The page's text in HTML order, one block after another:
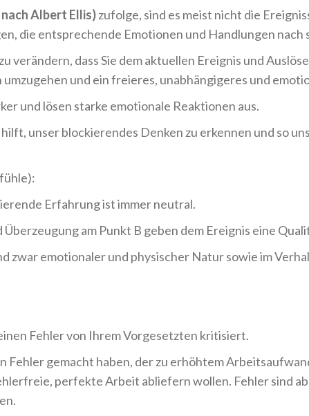
Albert Ellis)zufolge, sind es meist nicht die
die entsprechende Emotionen und Handlungen nach
verändern, dass Sie dem aktuellen Ereignis und
und ein freieres, unabhängigeres und
und lösen starke emotionale Reaktionen aus.
unser blockierendes Denken zu erkennen und so
Erfahrung ist immer neutral.
am Punkt B geben dem Ereignis eine
zwar emotionaler und physischer Natur sowie im
Fehler von Ihrem Vorgesetzten kritisiert.
Fehler gemacht haben, der zu erhöhtem
perfekte Arbeit abliefern wollen. Fehler sind